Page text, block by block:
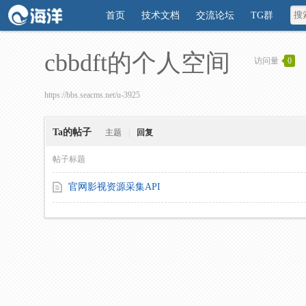
首页 技术文档 交流论坛 TG群
cbbdft的个人空间 访问量 0
https://bbs.seacms.net/u-3925
Ta的帖子 主题 回复
帖子标题
官网影视资源采集API